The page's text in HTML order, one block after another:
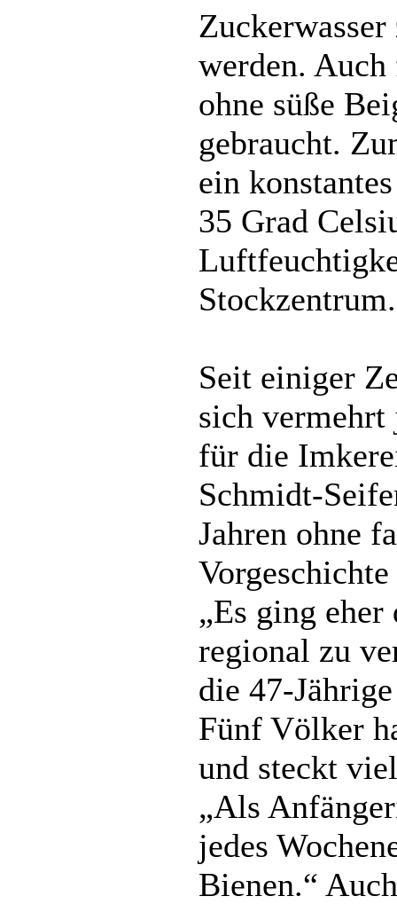
werden. Auch
ohne süße
gebraucht.
ein
35 Grad
Stockzentrum.
Seit einiger
sich vermehrt
für die
Schmidt-
Jahren ohne
„Es ging
regional zu
die 47-
Fünf Völker
und steckt
„Als
jedes
Bienen.“